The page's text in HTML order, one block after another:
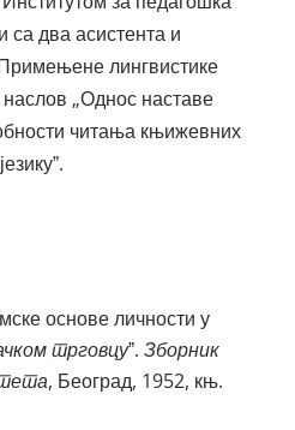
два асистента и
лингвистике
наслов „Однос наставе
читања књижевних
основе личности у
трговцуˮ. Зборник
, Београд, 1952, књ.